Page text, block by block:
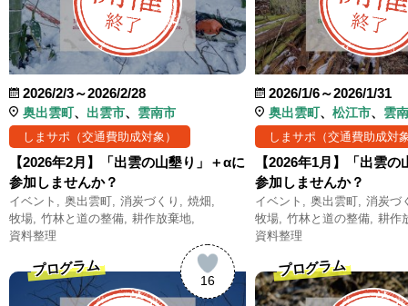
2026/2/3～2026/2/28
奥出雲町 出雲市 雲南市
しまサポ（交通費助成対象）
【2026年2月】「出雲の山墾り」＋αに
参加しませんか？
イベント 奥出雲町 消炭づくり
焼畑
牧場 竹林と道の整備 耕作放棄地
資料整理
2026/1/6～2026/1/31
奥出雲町 松江市 雲
しまサポ（交通費助成対
【2026年1月】「出雲
参加しませんか？
イベント 奥出雲町
消炭づ
牧場
竹林と道の整備
耕作
資料整理
16
プログラム プログラム